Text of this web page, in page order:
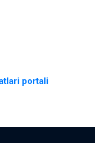
portali